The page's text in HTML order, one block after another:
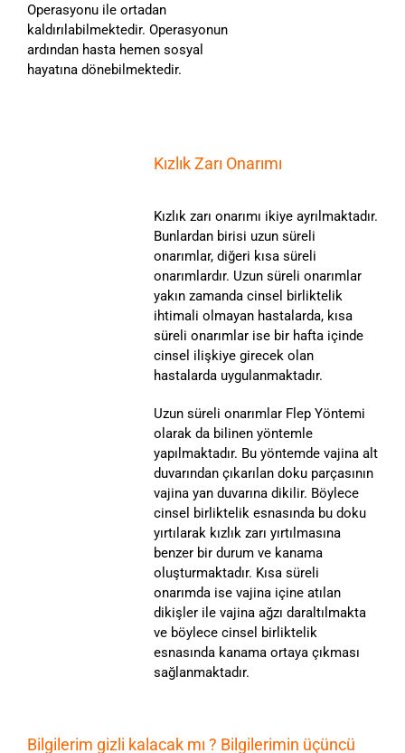
Operasyonu ile ortadan
kaldırılabilmektedir. Operasyonun
ardından hasta hemen sosyal
hayatına dönebilmektedir.
Kızlık Zarı Onarımı
Kızlık zarı onarımı ikiye ayrılmaktadır.
Bunlardan birisi uzun süreli
onarımlar, diğeri kısa süreli
onarımlardır. Uzun süreli onarımlar
yakın zamanda cinsel birliktelik
ihtimali olmayan hastalarda, kısa
süreli onarımlar ise bir hafta içinde
cinsel ilişkiye girecek olan
hastalarda uygulanmaktadır.
Uzun süreli onarımlar Flep Yöntemi
olarak da bilinen yöntemle
yapılmaktadır. Bu yöntemde vajina alt
duvarından çıkarılan doku parçasının
vajina yan duvarına dikilir. Böylece
cinsel birliktelik esnasında bu doku
yırtılarak kızlık zarı yırtılmasına
benzer bir durum ve kanama
oluşturmaktadır. Kısa süreli
onarımda ise vajina içine atılan
dikişler ile vajina ağzı daraltılmakta
ve böylece cinsel birliktelik
esnasında kanama ortaya çıkması
sağlanmaktadır.
Bilgilerim gizli kalacak mı ? Bilgilerimin üçüncü